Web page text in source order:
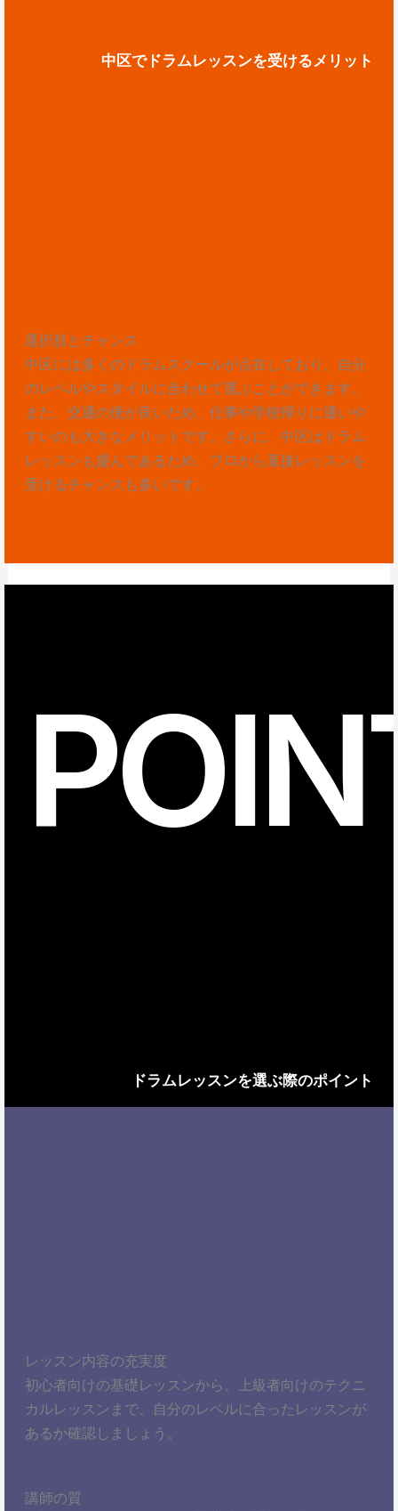
中区でドラムレッスンを受けるメリット
選択肢とチャンス
中区には多くのドラムスクールが点在しており、自分
のレベルやスタイルに合わせて選ぶことができます。
また、交通の便が良いため、仕事や学校帰りに通いや
すいのも大きなメリットです。さらに、中区はドラム
レッスンも盛んであるため、プロから直接レッスンを
受けるチャンスも多いです。
ドラムレッスンを選ぶ際のポイント
レッスン内容の充実度
初心者向けの基礎レッスンから、上級者向けのテクニ
カルレッスンまで、自分のレベルに合ったレッスンが
あるか確認しましょう。
講師の質